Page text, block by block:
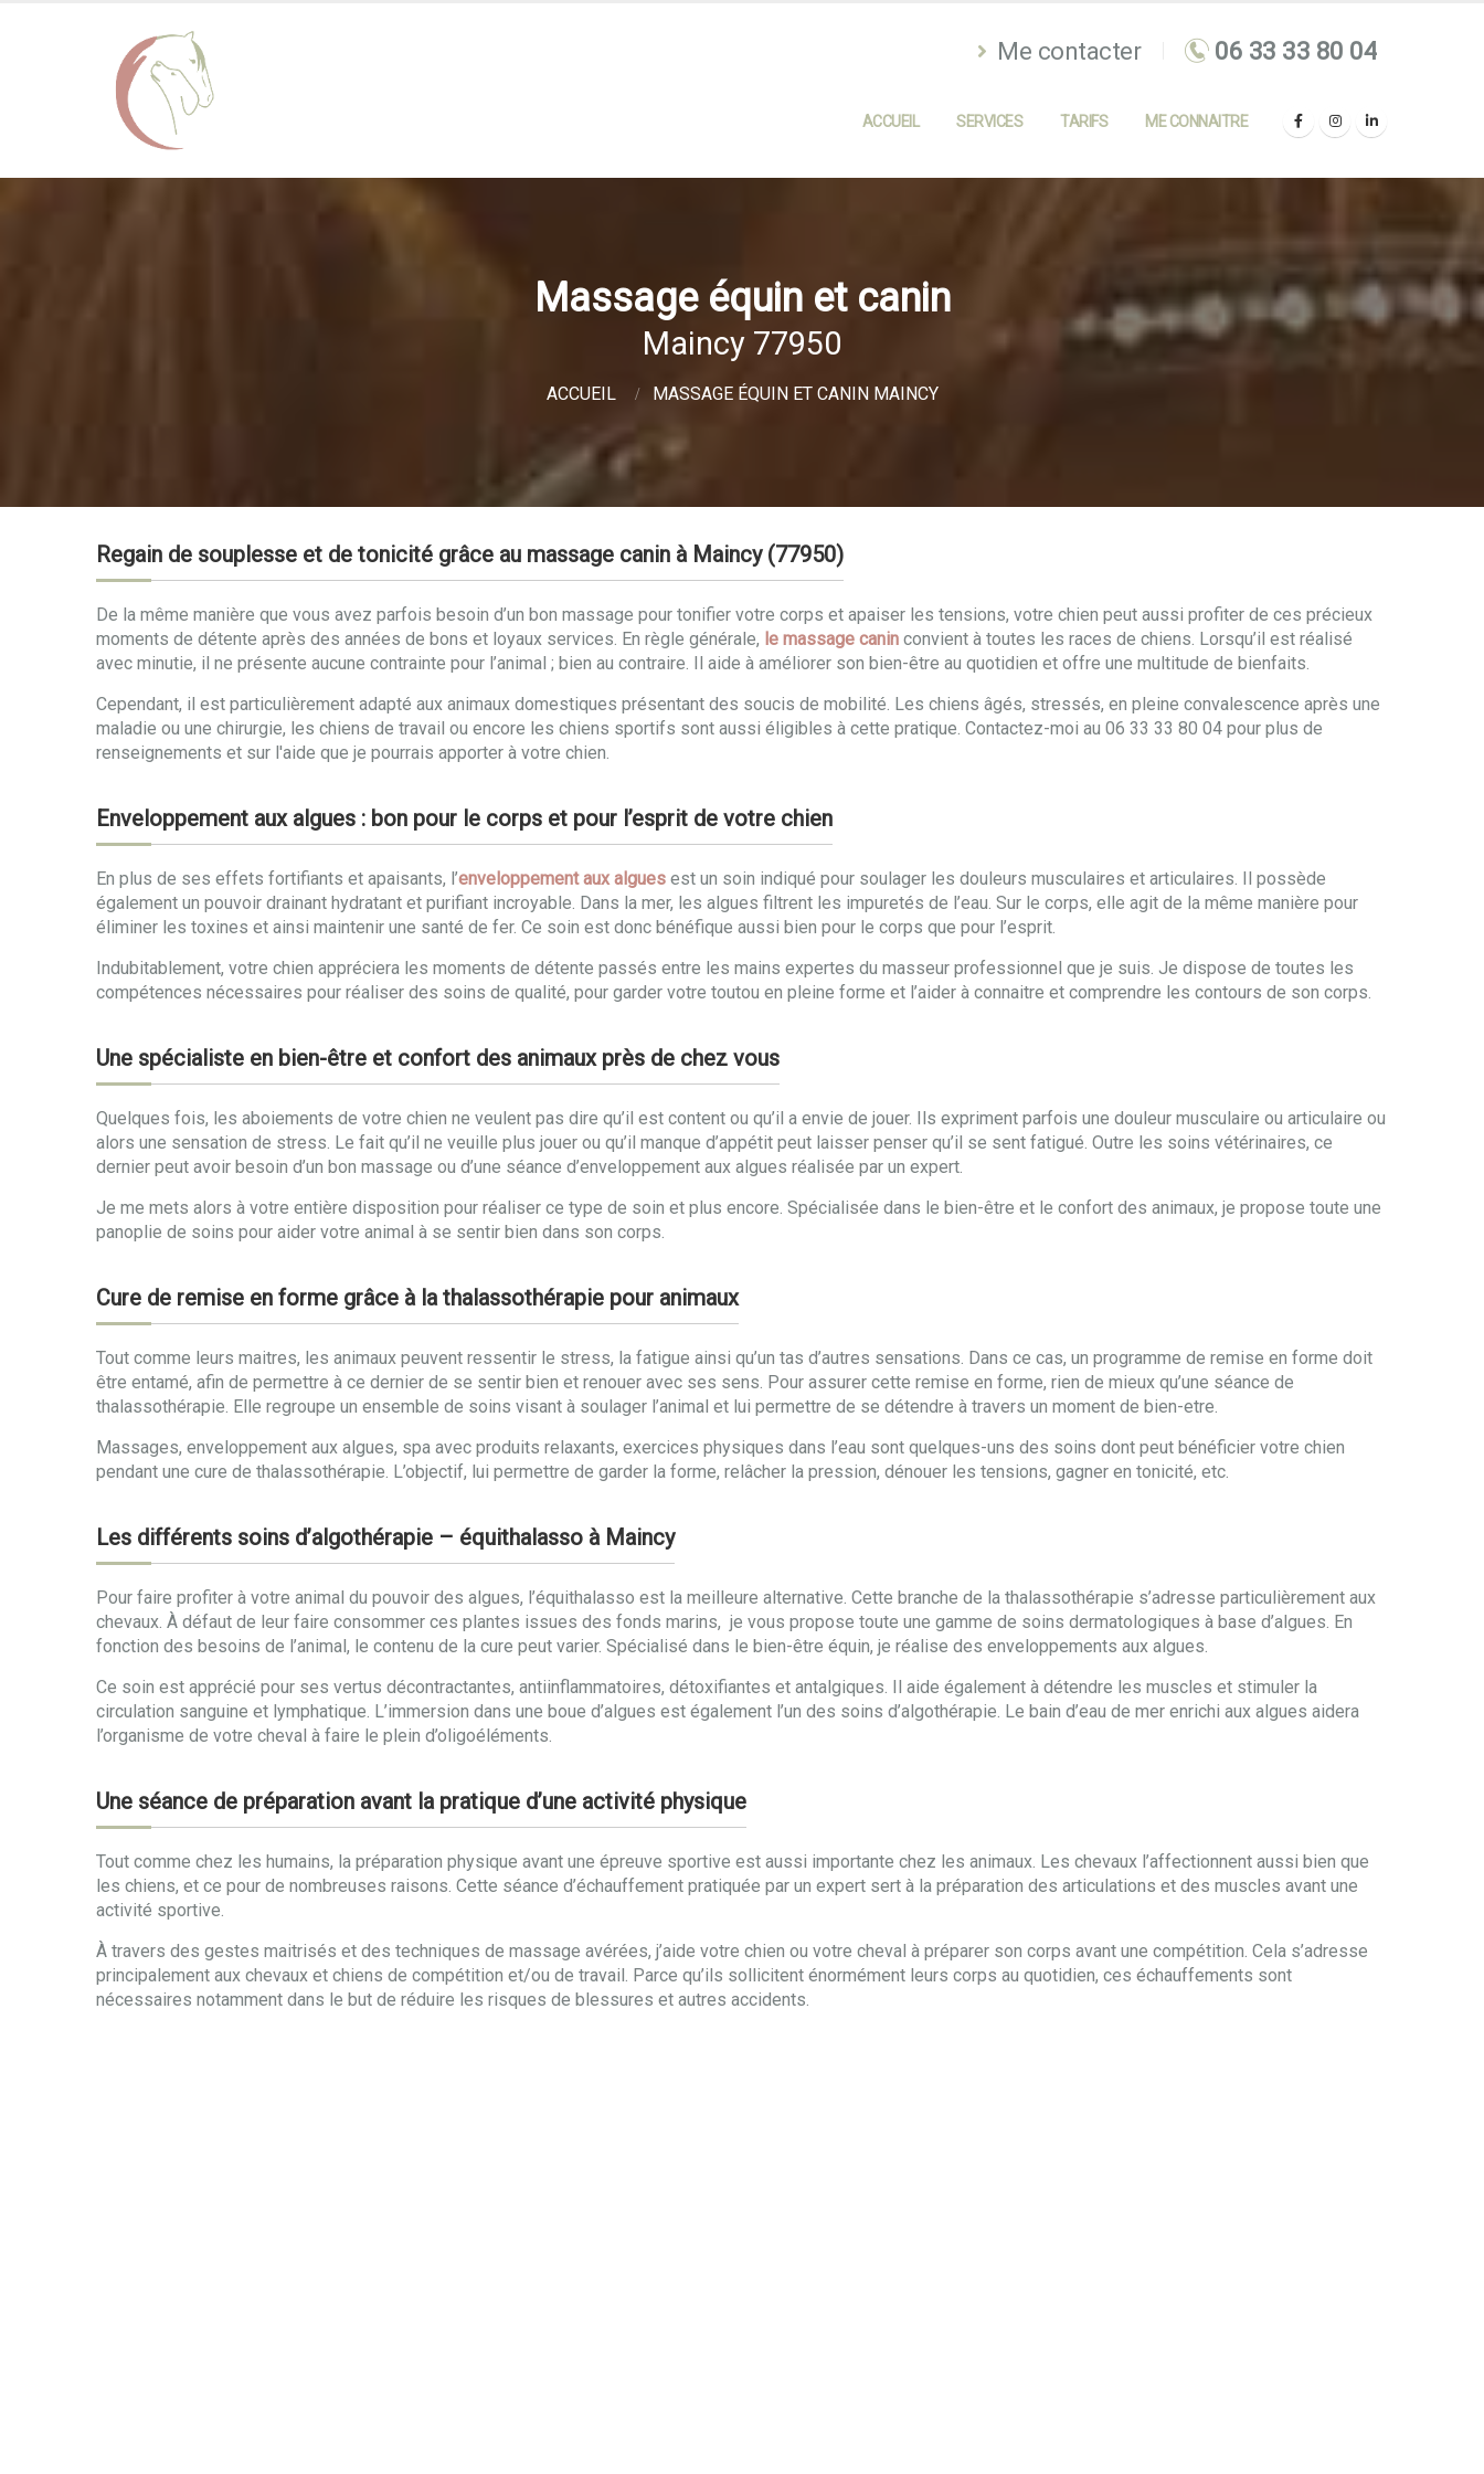
Me contacter
ACCUEIL SERVICES TARIFS ME CONNAITRE
Massage équin et canin
Maincy 77950
ACCUEIL MASSAGE ÉQUIN ET CANIN MAINCY
Regain de souplesse et de tonicité grâce au massage canin à Maincy (77950)
De la même manière que vous avez parfois besoin d’un bon massage pour tonifier votre corps et apaiser les tensions, votre chien peut aussi profiter de ces précieux
moments de détente après des années de bons et loyaux services. En règle générale, le massage canin convient à toutes les races de chiens. Lorsqu’il est réalisé
avec minutie, il ne présente aucune contrainte pour l’animal ; bien au contraire. Il aide à améliorer son bien-être au quotidien et offre une multitude de bienfaits.
Cependant, il est particulièrement adapté aux animaux domestiques présentant des soucis de mobilité. Les chiens âgés, stressés, en pleine convalescence après une
maladie ou une chirurgie, les chiens de travail ou encore les chiens sportifs sont aussi éligibles à cette pratique. Contactez-moi au 06 33 33 80 04 pour plus de
renseignements et sur l'aide que je pourrais apporter à votre chien.
Enveloppement aux algues : bon pour le corps et pour l’esprit de votre chien
En plus de ses effets fortifiants et apaisants, l’enveloppement aux algues est un soin indiqué pour soulager les douleurs musculaires et articulaires. Il possède
également un pouvoir drainant hydratant et purifiant incroyable. Dans la mer, les algues filtrent les impuretés de l’eau. Sur le corps, elle agit de la même manière pour
éliminer les toxines et ainsi maintenir une santé de fer. Ce soin est donc bénéfique aussi bien pour le corps que pour l’esprit.
Indubitablement, votre chien appréciera les moments de détente passés entre les mains expertes du masseur professionnel que je suis. Je dispose de toutes les
compétences nécessaires pour réaliser des soins de qualité, pour garder votre toutou en pleine forme et l’aider à connaitre et comprendre les contours de son corps.
Une spécialiste en bien-être et confort des animaux près de chez vous
Quelques fois, les aboiements de votre chien ne veulent pas dire qu’il est content ou qu’il a envie de jouer. Ils expriment parfois une douleur musculaire ou articulaire ou
alors une sensation de stress. Le fait qu’il ne veuille plus jouer ou qu’il manque d’appétit peut laisser penser qu’il se sent fatigué. Outre les soins vétérinaires, ce
dernier peut avoir besoin d’un bon massage ou d’une séance d’enveloppement aux algues réalisée par un expert.
Je me mets alors à votre entière disposition pour réaliser ce type de soin et plus encore. Spécialisée dans le bien-être et le confort des animaux, je propose toute une
panoplie de soins pour aider votre animal à se sentir bien dans son corps.
Cure de remise en forme grâce à la thalassothérapie pour animaux
Tout comme leurs maitres, les animaux peuvent ressentir le stress, la fatigue ainsi qu’un tas d’autres sensations. Dans ce cas, un programme de remise en forme doit
être entamé, afin de permettre à ce dernier de se sentir bien et renouer avec ses sens. Pour assurer cette remise en forme, rien de mieux qu’une séance de
thalassothérapie. Elle regroupe un ensemble de soins visant à soulager l’animal et lui permettre de se détendre à travers un moment de bien-etre.
Massages, enveloppement aux algues, spa avec produits relaxants, exercices physiques dans l’eau sont quelques-uns des soins dont peut bénéficier votre chien
pendant une cure de thalassothérapie. L’objectif, lui permettre de garder la forme, relâcher la pression, dénouer les tensions, gagner en tonicité, etc.
Les différents soins d’algothérapie – équithalasso à Maincy
Pour faire profiter à votre animal du pouvoir des algues, l’équithalasso est la meilleure alternative. Cette branche de la thalassothérapie s’adresse particulièrement aux
chevaux. À défaut de leur faire consommer ces plantes issues des fonds marins, je vous propose toute une gamme de soins dermatologiques à base d’algues. En
fonction des besoins de l’animal, le contenu de la cure peut varier. Spécialisé dans le bien-être équin, je réalise des enveloppements aux algues.
Ce soin est apprécié pour ses vertus décontractantes, antiinflammatoires, détoxifiantes et antalgiques. Il aide également à détendre les muscles et stimuler la
circulation sanguine et lymphatique. L’immersion dans une boue d’algues est également l’un des soins d’algothérapie. Le bain d’eau de mer enrichi aux algues aidera
l’organisme de votre cheval à faire le plein d’oligoéléments.
Une séance de préparation avant la pratique d’une activité physique
Tout comme chez les humains, la préparation physique avant une épreuve sportive est aussi importante chez les animaux. Les chevaux l’affectionnent aussi bien que
les chiens, et ce pour de nombreuses raisons. Cette séance d’échauffement pratiquée par un expert sert à la préparation des articulations et des muscles avant une
activité sportive.
À travers des gestes maitrisés et des techniques de massage avérées, j’aide votre chien ou votre cheval à préparer son corps avant une compétition. Cela s’adresse
principalement aux chevaux et chiens de compétition et/ou de travail. Parce qu’ils sollicitent énormément leurs corps au quotidien, ces échauffements sont
nécessaires notamment dans le but de réduire les risques de blessures et autres accidents.